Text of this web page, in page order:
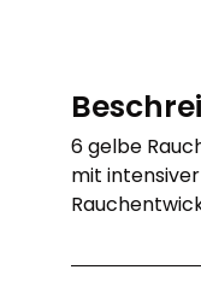
6 gelbe
mit